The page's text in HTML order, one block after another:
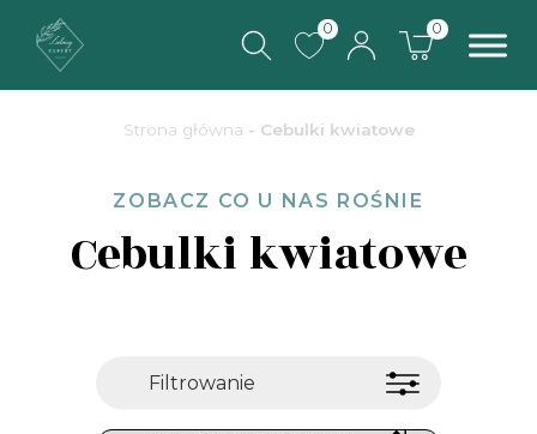
0 0
Strona główna - Cebulki kwiatowe
ZOBACZ CO U NAS ROŚNIE
Cebulki kwiatowe
Filtrowanie